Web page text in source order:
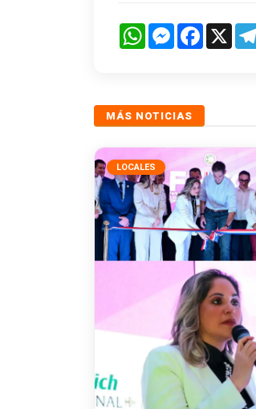
WhatsAppMessengerFacebook
X
MÁS NOTICIAS
LOCALES